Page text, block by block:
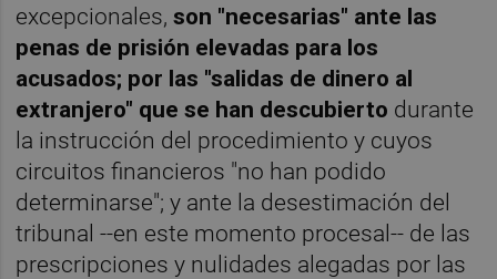
excepcionales,son "necesarias" ante las
penas de prisión elevadas para los
acusados; por las "salidas de dinero al
extranjero" que se han descubierto durante
la instrucción del procedimiento y cuyos
circuitos financieros "no han podido
determinarse"; y ante la desestimación del
tribunal --en este momento procesal-- de las
prescripciones y nulidades alegadas por las